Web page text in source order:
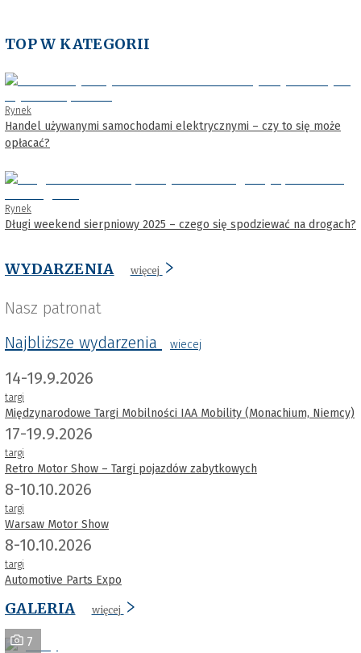
TOP W KATEGORII
Rynek
Handel używanymi samochodami elektrycznymi – czy to się może
opłacać?
Rynek
Długi weekend sierpniowy 2025 – czego się spodziewać na drogach?
WYDARZENIA więcej
Nasz patronat
Najbliższe wydarzenia
wiecej
14-19.9.2026
targi
Międzynarodowe Targi Mobilności IAA Mobility (Monachium, Niemcy)
17-19.9.2026
targi
Retro Motor Show – Targi pojazdów zabytkowych
8-10.10.2026
targi
Warsaw Motor Show
8-10.10.2026
targi
Automotive Parts Expo
GALERIA więcej
7